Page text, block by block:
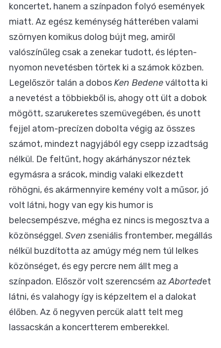
koncertet, hanem a színpadon folyó események
miatt. Az egész keménység hátterében valami
szörnyen komikus dolog bújt meg, amiről
valószínűleg csak a zenekar tudott, és lépten-
nyomon nevetésben törtek ki a számok közben.
Legelőször talán a dobosKen Bedeneváltotta ki
a nevetést a többiekből is, ahogy ott ült a dobok
mögött, szarukeretes szemüvegében, és unott
fejjel atom-precízen dobolta végig az összes
számot, mindezt nagyjából egy csepp izzadtság
nélkül. De feltűnt, hogy akárhányszor néztek
egymásra a srácok, mindig valaki elkezdett
röhögni, és akármennyire kemény volt a műsor, jó
volt látni, hogy van egy kis humor is
belecsempészve, mégha ez nincs is megosztva a
közönséggel. Sven zseniális frontember, megállás
nélkül buzdította az amúgy még nem túl lelkes
közönséget, és egy percre nem állt meg a
színpadon. Először volt szerencsém azAbortedet
látni, és valahogy így is képzeltem el a dalokat
élőben. Az ő negyven percük alatt telt meg
lassacskán a koncertterem emberekkel.